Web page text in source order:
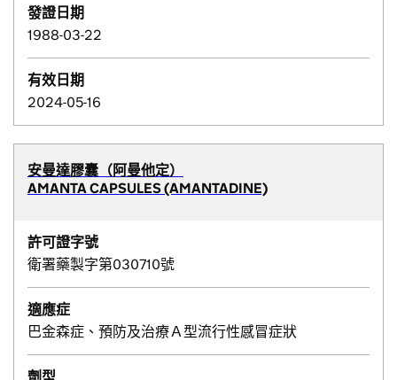
發證日期
1988-03-22
有效日期
2024-05-16
安曼達膠囊（阿曼他定）
AMANTA CAPSULES (AMANTADINE)
許可證字號
衛署藥製字第030710號
適應症
巴金森症、預防及治療Ａ型流行性感冒症狀